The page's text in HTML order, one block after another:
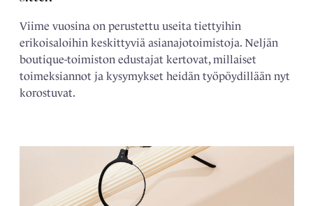
Viime vuosina on perustettu useita tiettyihin
erikoisaloihin keskittyviä asianajotoimistoja. Neljän
boutique-toimiston edustajat kertovat, millaiset
toimeksiannot ja kysymykset heidän työpöydillään nyt
korostuvat.